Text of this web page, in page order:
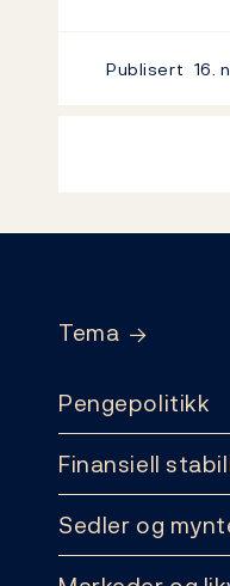
Publisert 16.
Tema
Pengepolitikk
Finansiell
Sedler og